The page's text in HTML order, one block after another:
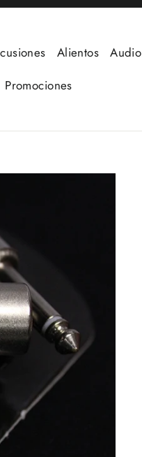
Alientos Audio
Promociones